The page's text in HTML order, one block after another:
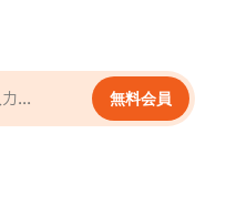
無料会員